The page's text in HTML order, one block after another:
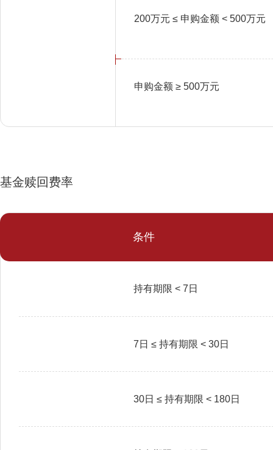
200万元 ≤ 申购金额 < 500万元
申购金额 ≥ 500万元
基金赎回费率
条件
持有期限 < 7日
7日 ≤ 持有期限 < 30日
30日 ≤ 持有期限 < 180日